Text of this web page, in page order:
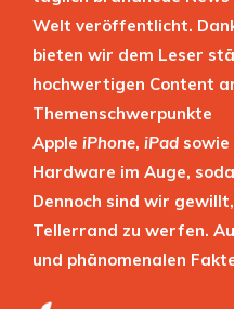
Welt veröffentlicht.
bieten wir dem Leser
hochwertigen Content
Themenschwerpunkte
Apple iPhone, iPad sowie
Hardware im Auge,
Dennoch sind wir
Tellerrand zu werfen.
und phänomenalen